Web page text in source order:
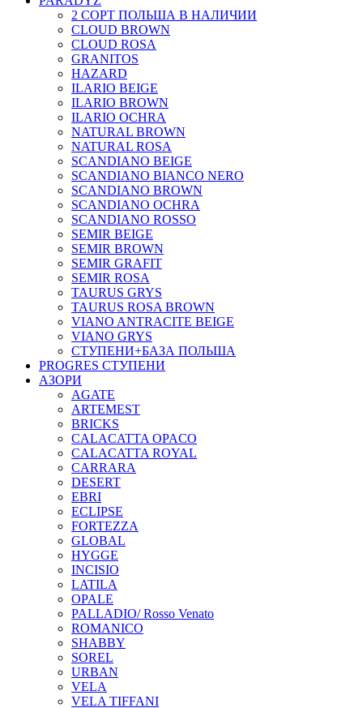
2 СОРТ ПОЛЬША В НАЛИЧИИ
CLOUD BROWN
CLOUD ROSA
GRANITOS
HAZARD
ILARIO BEIGE
ILARIO BROWN
ILARIO OCHRA
NATURAL BROWN
NATURAL ROSA
SCANDIANO BEIGE
SCANDIANO BIANCO NERO
SCANDIANO BROWN
SCANDIANO OCHRA
SCANDIANO ROSSO
SEMIR BEIGE
SEMIR BROWN
SEMIR GRAFIT
SEMIR ROSA
TAURUS GRYS
TAURUS ROSA BROWN
VIANO ANTRACITE BEIGE
VIANO GRYS
СТУПЕНИ+БАЗА ПОЛЬША
PROGRES СТУПЕНИ
АЗОРИ
AGATE
ARTEMEST
BRICKS
CALACATTA OPACO
CALACATTA ROYAL
CARRARA
DESERT
EBRI
ECLIPSE
FORTEZZA
GLOBAL
HYGGE
INCISIO
LATILA
OPALE
PALLADIO/ Rosso Venato
ROMANICO
SHABBY
SOREL
URBAN
VELA
VELA TIFFANI